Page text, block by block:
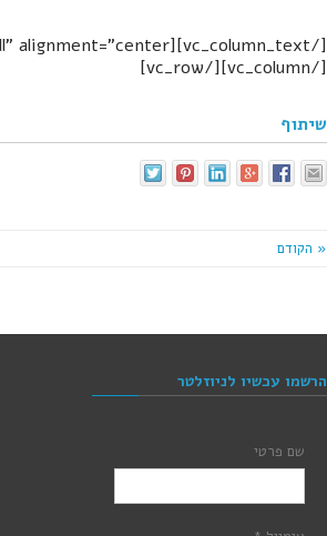
[/vc_column][/vc_row]
שיתוף
« הקודם
הרשמו עכשיו לניוזלטר
שם פרטי